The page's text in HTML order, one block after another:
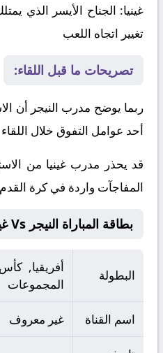
غينيا: الجناح الأيسر الذي
تغيير اتجاه اللعب
تصريحات ما قبل اللقاء:
ربما يوضح مدرب النيجر أن
أحد عوامل التفوق خلال اللقاء
قد يحذر مدرب غينيا من
المفاجآت واردة في كرة القدم
بطاقة المباراة النيجر Vs غينيا
البطولة
أفريقيا,
المجموعات
اسم القناة غير معروف